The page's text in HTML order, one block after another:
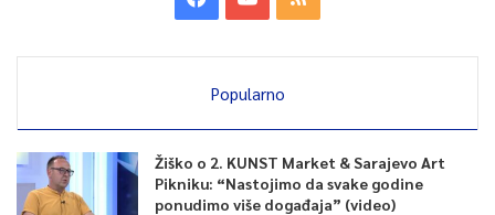
Popularno
Žiško o 2. KUNST Market & Sarajevo Art
Pikniku: “Nastojimo da svake godine
ponudimo više događaja” (video)